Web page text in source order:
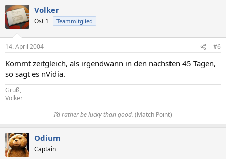
Volker
Ost 1 Teammitglied
14. April 2004 #6
Kommt zeitgleich, als irgendwann in den nächsten 45 Tagen,
so sagt es nVidia.
Gruß,
Volker
I’d rather be lucky than good. (Match Point)​
Odium
Captain